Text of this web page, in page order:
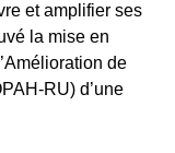
et amplifier ses
la mise en
de
RU) d’une